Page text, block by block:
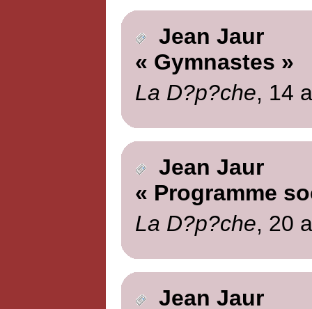
Jean Jaur
« Gymnastes »
La D?p?che, 14
Jean Jaur
« Programme
La D?p?che, 20
Jean Jaur